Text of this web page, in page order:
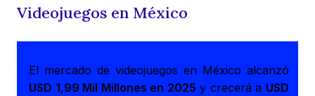
Videojuegos en México
El mercado de videojuegos en México alcanzó
USD 1,99 Mil Millones en 2025 y crecerá a USD